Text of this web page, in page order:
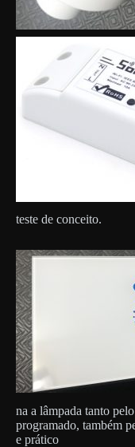
teste de conceito.
na a lâmpada tanto
programado, também
e prático